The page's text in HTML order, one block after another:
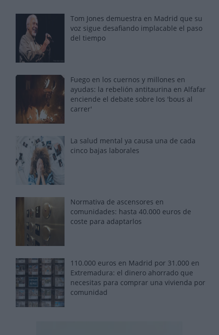
Tom Jones demuestra en Madrid que su
voz sigue desafiando implacable el paso
del tiempo
Fuego en los cuernos y millones en
ayudas: la rebelión antitaurina en Alfafar
enciende el debate sobre los 'bous al
carrer'
La salud mental ya causa una de cada
cinco bajas laborales
Normativa de ascensores en
comunidades: hasta 40.000 euros de
coste para adaptarlos
110.000 euros en Madrid por 31.000 en
Extremadura: el dinero ahorrado que
necesitas para comprar una vivienda por
comunidad